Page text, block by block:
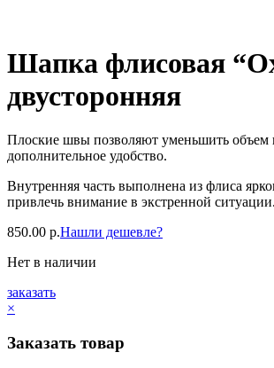
Шапка флисовая
двусторонняя
Плоские швы позволяют уменьшить объем
дополнительное удобство.
Внутренняя часть выполнена из флиса
привлечь внимание в экстренной ситуации.
850.00 р.Нашли дешевле?
Нет в наличии
заказать
×
Заказать товар